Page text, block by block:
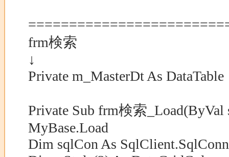
frm検索
↓
Private m_MasterDt As DataTable
Private Sub frm検索_Load(ByVal
MyBase.Load
Dim sqlCon As